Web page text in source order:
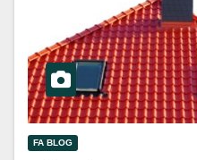
FA BLOG